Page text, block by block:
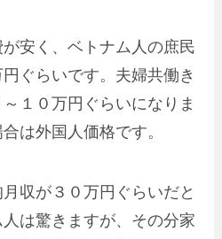
安く、ベトナム人の庶民
ぐらいです。夫婦共働き
１０万円ぐらいになりま
は外国人価格です。
収が３０万円ぐらいだと
は驚きますが、その分家